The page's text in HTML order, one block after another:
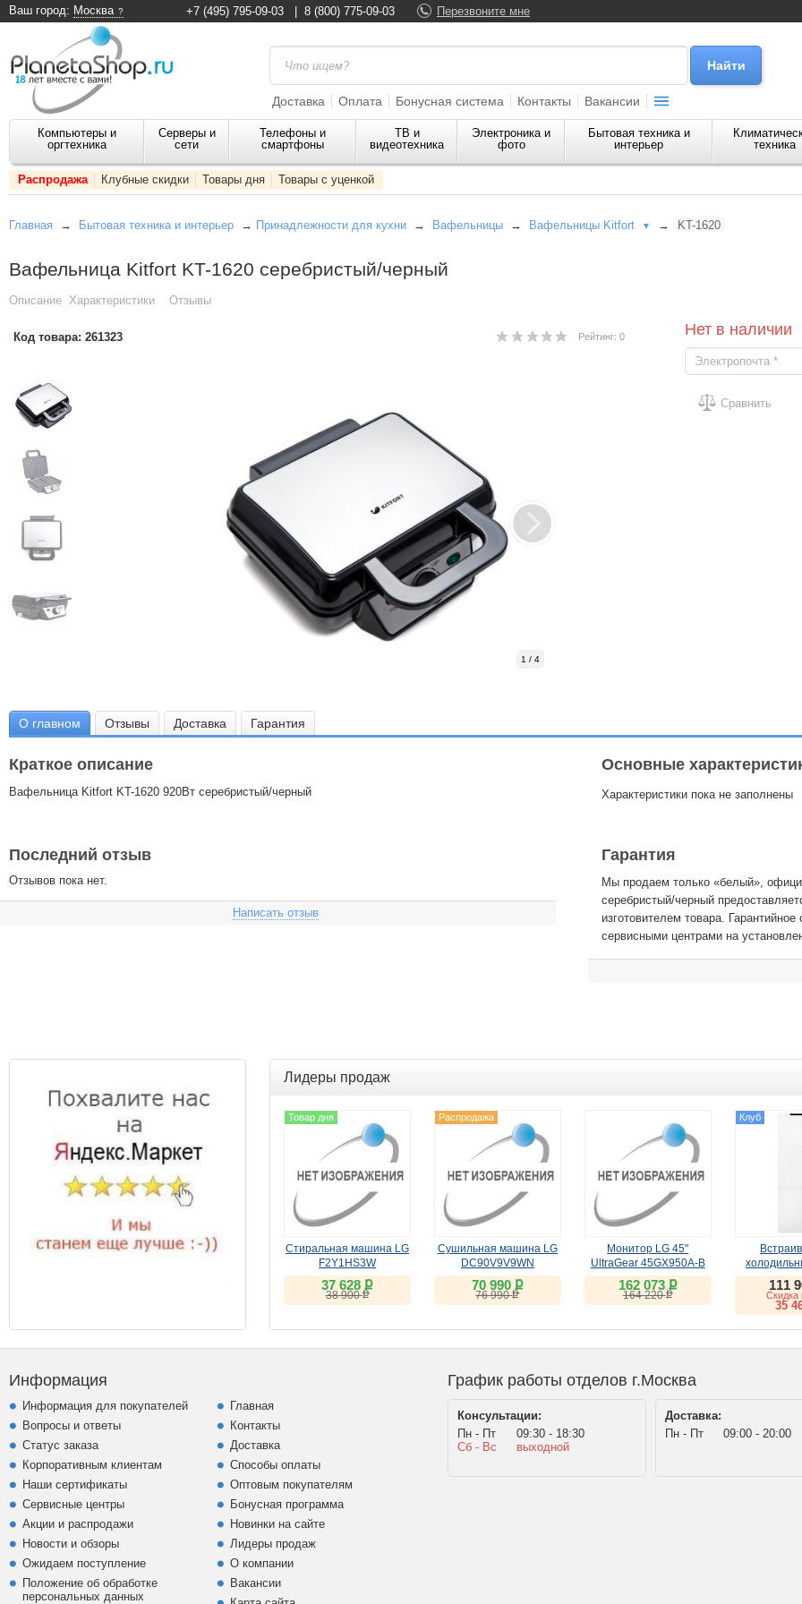
Ваш город: Москва +7 (495) 795-09-03 8 (800) 775-09-03 Перезвоните мне
Доставка Оплата Бонусная система Контакты Вакансии
Компьютеры и
оргтехника
Серверы и
сети
Телефоны и
смартфоны
ТВ и
видеотехника
Электроника и
фото
Бытовая техника и
интерьер
техника
Распродажа Клубные скидки Товары дня Товары с уценкой
Главная → Бытовая техника и интерьер → Принадлежности для кухни → Вафельницы → Вафельницы Kitfort ▼ → KT-1620
Вафельница Kitfort KT-1620 серебристый/черный
Описание Характеристики Отзывы
Код товара: 261323 Рейтинг: 0
1 / 4
Нет в наличии
Сравнить
О главном Отзывы Доставка Гарантия
Краткое описание
Вафельница Kitfort KT-1620 920Вт серебристый/черный
Последний отзыв
Отзывов пока нет.
Написать отзыв
Основные
Характеристики пока не заполнены
Гарантия
Мы продаем только «белый»,
серебристый/черный
изготовителем товара.
сервисными центрами на
Лидеры продаж
Товар дня
Стиральная машина LG
F2Y1HS3W
37 628ք
38 900ք
Распродажа
Сушильная машина LG
DC90V9V9WN
70 990 ք
76 990ք
Монитор LG 45"
UltraGear 45GX950A-B
(OLED, WUHD 165Hz /
WFHD 330Hz, 5K2K)
162 073 ք
164 220ք
Клуб
111
Скидка
35
Информация
Информация для покупателей
Вопросы и ответы
Статус заказа
Корпоративным клиентам
Наши сертификаты
Сервисные центры
Акции и распродажи
Новости и обзоры
Ожидаем поступление
Положение об обработке
персональных данных
Главная
Контакты
Доставка
Способы оплаты
Оптовым покупателям
Бонусная программа
Новинки на сайте
Лидеры продаж
О компании
Вакансии
График работы отделов г.Москва
Консультации:
Пн - Пт
09:30 - 18:30
Сб - Вс
выходной
Доставка:
Пн - Пт
09:00 - 20:00